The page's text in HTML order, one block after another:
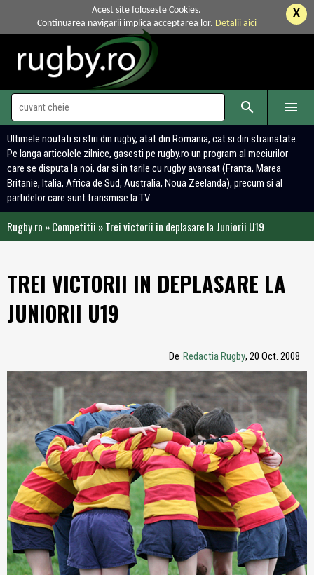
X
Acest site foloseste Cookies.
Continuarea navigarii implica acceptarea lor. Detalii aici
 
Ultimele noutati si stiri din rugby, atat din Romania, cat si din strainatate.
Pe langa articolele zilnice, gasesti pe rugby.ro un program al meciurilor
care se disputa la noi, dar si in tarile cu rugby avansat (Franta, Marea
Britanie, Italia, Africa de Sud, Australia, Noua Zeelanda), precum si al
partidelor care sunt transmise la TV.
Rugby.ro »Competitii »Trei victorii in deplasare la Juniorii U19
TREI VICTORII IN DEPLASARE LA
JUNIORII U19
De Redactia Rugby, 20 Oct. 2008